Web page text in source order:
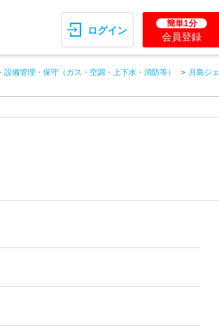
ログイン
簡単1分
会員登録
設備管理・保守（ガス・空調・上下水・消防等）
月島ジェ